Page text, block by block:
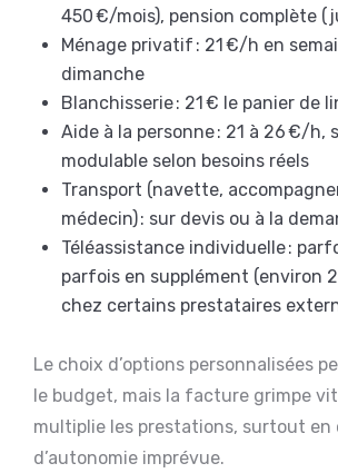
450 €/mois), pension complète
Ménage privatif : 21 €/h en
dimanche
Blanchisserie : 21 € le panier de
Aide à la personne : 21 à 26 €/h,
modulable selon besoins réels
Transport (navette,
médecin) : sur devis ou à la
Téléassistance individuelle :
parfois en supplément (environ
chez certains prestataires
Le choix d’options personnalisées
le budget, mais la facture grimpe
multiplie les prestations, surtout en
d’autonomie imprévue.